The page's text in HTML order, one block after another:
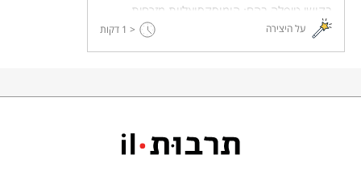
בקושי טיפלה בהם: הומוסקסואליות מזרחית,
יתמות ועוני, אלכוהוליזם, מפגש עם בדואים.
ברדוגו מספר סיפור קצר, ובו עולם מלא.
על היצירה < 1 דקות